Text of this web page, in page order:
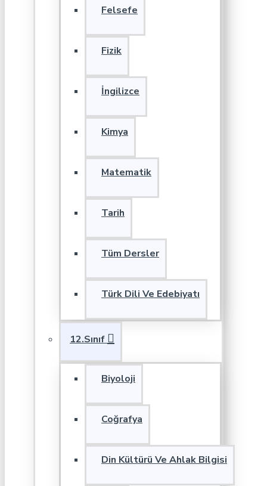
Felsefe
Fizik
İngilizce
Kimya
Matematik
Tarih
Tüm Dersler
Türk Dili Ve Edebiyatı
12.Sınıf
Biyoloji
Coğrafya
Din Kültürü Ve Ahlak Bilgisi